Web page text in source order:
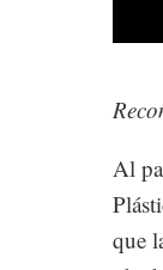
Al
que